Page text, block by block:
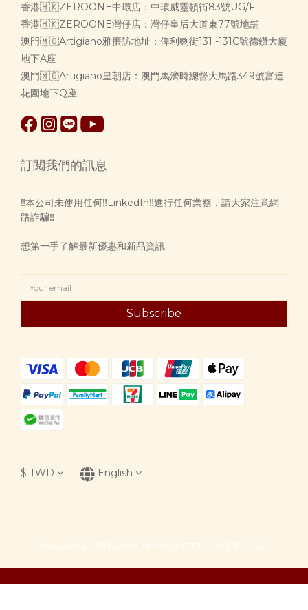
香港🇭🇰ZEROONE中環店：中環威靈頓街83號UG/F
香港🇭🇰ZEROONE灣仔店：灣仔皇后大道東77號地舖
澳門🇲🇴Artigiano雅廉訪地址：俾利喇街131 -131C號德鑽大廈
地下A座
澳門🇲🇴Artigiano皇朝店：澳門馬濟時總督大馬路349號富達
花園地下Q座
訂閱我們的訊息
‼️本公司未使用任何‼️LinkedIn‼️進行任何業務，請大家注意網
路詐騙‼️
想第一手了解最新優惠和新品資訊
Subscribe
$ TWD English
Powered by ARTIGIANO JIKABI COFFEE ROASTERS Ltd.